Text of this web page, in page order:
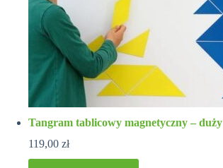
Tangram tablicowy magnetyczny – duży
119,00 zł